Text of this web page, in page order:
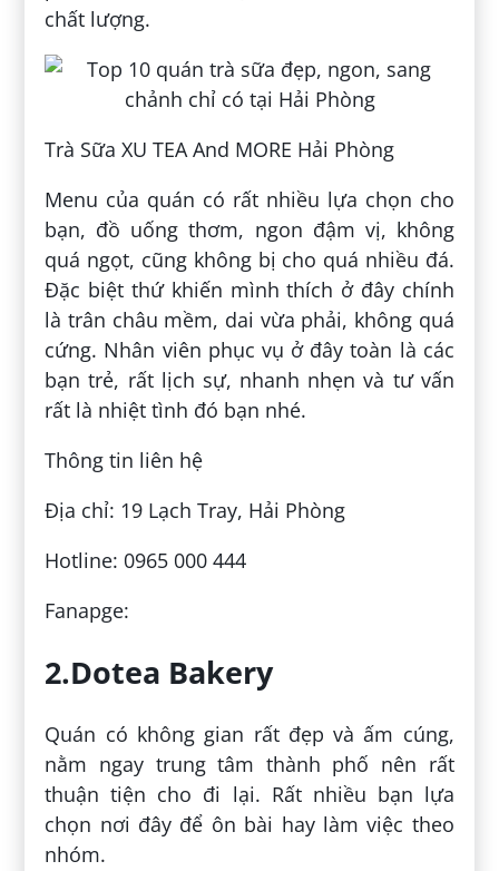
chất lượng.
Trà Sữa XU TEA And MORE Hải Phòng
Menu của quán có rất nhiều lựa chọn cho
bạn, đồ uống thơm, ngon đậm vị, không
quá ngọt, cũng không bị cho quá nhiều đá.
Đặc biệt thứ khiến mình thích ở đây chính
là trân châu mềm, dai vừa phải, không quá
cứng. Nhân viên phục vụ ở đây toàn là các
bạn trẻ, rất lịch sự, nhanh nhẹn và tư vấn
rất là nhiệt tình đó bạn nhé.
Thông tin liên hệ
Địa chỉ: 19 Lạch Tray, Hải Phòng
Hotline: 0965 000 444
Fanapge:
2.Dotea Bakery
Quán có không gian rất đẹp và ấm cúng,
nằm ngay trung tâm thành phố nên rất
thuận tiện cho đi lại. Rất nhiều bạn lựa
chọn nơi đây để ôn bài hay làm việc theo
nhóm.